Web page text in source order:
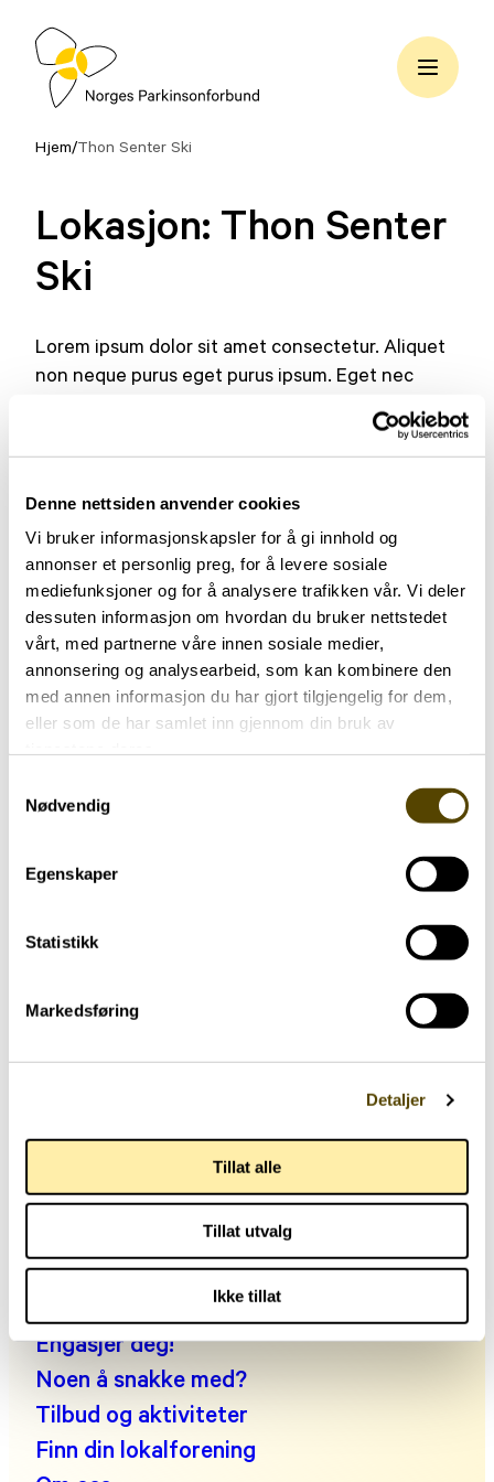
Denne nettsiden anvender cookies
Vi bruker informasjonskapsler for å gi innhold og
annonser et personlig preg, for å levere sosiale
mediefunksjoner og for å analysere trafikken vår. Vi deler
dessuten informasjon om hvordan du bruker nettstedet
vårt, med partnerne våre innen sosiale medier,
annonsering og analysearbeid, som kan kombinere den
med annen informasjon du har gjort tilgjengelig for dem,
eller som de har samlet inn gjennom din bruk av
Nødvendig
Egenskaper
Statistikk
Markedsføring
Detaljer
Tillat alle
Tillat utvalg
Ikke tillat
Hopp
innholdNorges
Hjem/Thon Senter Ski
Lokasjon: Thon Senter
Ski
Lorem ipsum dolor sit amet consectetur. Aliquet
non neque purus eget purus ipsum. Eget nec
Volutpat lacus sit malesuada sit amet. Ut lacus
ullamcorper duis convallis aliquam.
20. mai
Parkinsonkafé
Hjernehuset
Man kl. 10:30-14:00, tir-fre kl. 09:00-14:00
E-post:post@parkinson.no
Fakta om parkinson
Leve med parkinson
Engasjer deg!
Noen å snakke med?
Tilbud og aktiviteter
Finn din lokalforening